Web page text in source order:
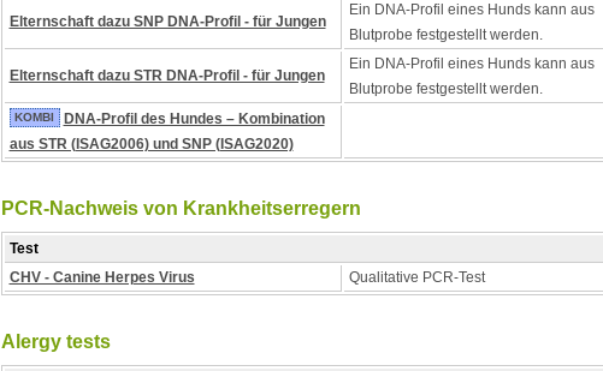
Elternschaft dazu SNP DNA-Profil - für Jungen
Ein DNA-Profil eines Hunds kann aus
Blutprobe festgestellt werden.
Elternschaft dazu STR DNA-Profil - für Jungen
Ein DNA-Profil eines Hunds kann aus
Blutprobe festgestellt werden.
KOMBI
DNA-Profil des Hundes – Kombination
aus STR (ISAG2006) und SNP (ISAG2020)
PCR-Nachweis von Krankheitserregern
Test
CHV - Canine Herpes Virus
Qualitative PCR-Test
Alergy tests